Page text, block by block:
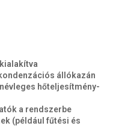
állókazán
hőteljesítmény-
a rendszerbe
(például fűtési és